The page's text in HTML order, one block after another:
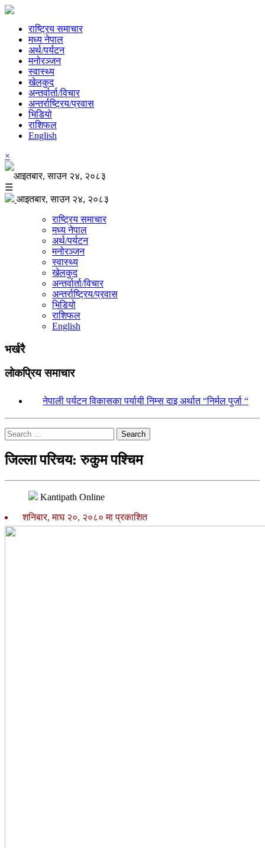
राष्ट्रिय समाचार
मध्य नेपाल
अर्थ/पर्यटन
मनोरञ्जन
स्वास्थ्य
खेलकुद
अन्तर्वार्ता/विचार
अन्तर्राष्ट्रिय/प्रवास
भिडियो
राशिफल
English
×
आइतबार, साउन २४, २०८३
☰
आइतबार, साउन २४, २०८३
राष्ट्रिय समाचार
मध्य नेपाल
अर्थ/पर्यटन
मनोरञ्जन
स्वास्थ्य
खेलकुद
अन्तर्वार्ता/विचार
अन्तर्राष्ट्रिय/प्रवास
भिडियो
राशिफल
English
भर्खरै
लोकप्रिय समाचार
नेपाली पर्यटन विकासका पर्यायी निम्स दाइ अर्थात “निर्मल पुर्जा “
Search
जिल्ला परिचय: रुकुम पश्चिम
Kantipath Online
शनिबार, माघ २०, २०८० मा प्रकाशित